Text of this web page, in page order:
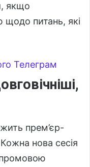
якщо
щодо питань, які
Телеграм
прем’єр-
нова сесія